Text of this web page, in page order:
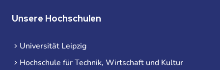
Unsere Hochschulen
Universität Leipzig
Hochschule für Technik, Wirtschaft und Kultur